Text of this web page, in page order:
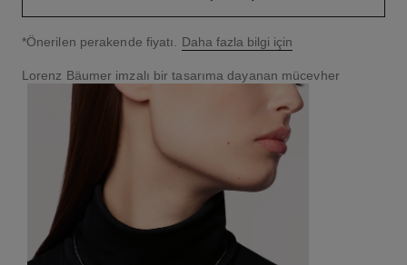
↩
*Önerilen perakende fiyatı. Daha fazla bilgi için
Lorenz Bäumer imzalı bir tasarıma dayanan mücevher